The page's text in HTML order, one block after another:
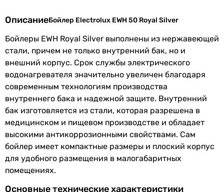
внешний
230 В
230 В
Класс защиты
IPX4
IPX4
Материал теплоизоляции
пенополиуретан
Материал внутреннего бака
нержавеющая сталь
сталь с покрытием
Покрытие внутреннего бака
Максимальная
нагрева
Установка вертикальная
Монтаж настенный
Подключение
воды
снизу
Управление механическое
Электропитание
ОписаниеБойлер Electrolux EWH 50 Royal Silver
Бойлеры EWH Royal Silver выполнены из нержавеющей
стали, причем не только внутренний бак, но и
внешний корпус. Срок службы электрического
водонагревателя значительно увеличен благодаря
современным технологиям производства
внутреннего бака и надежной защите. Внутренний
бак изготовляется из стали, которая разрешена в
медицинском и пищевом производстве и обладает
высокими антикоррозионными свойствами. Сам
бойлер имеет компактные размеры и плоский корпус
для удобного размещения в малогабаритных
помещениях.
Основные технические характеристики